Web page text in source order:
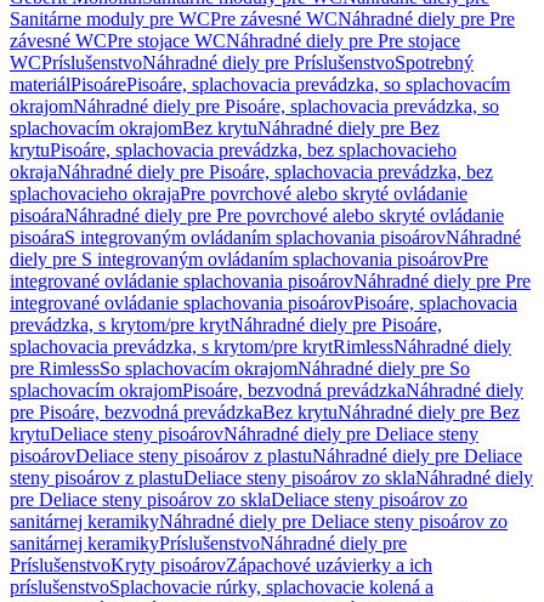
Sanitárne moduly pre WCPre závesné WCNáhradné diely pre Pre
závesné WCPre stojace WCNáhradné diely pre Pre stojace
WCPríslušenstvoNáhradné diely pre PríslušenstvoSpotrebný
materiálPisoárePisoáre, splachovacia prevádzka, so splachovacím
okrajomNáhradné diely pre Pisoáre, splachovacia prevádzka, so
splachovacím okrajomBez krytuNáhradné diely pre Bez
krytuPisoáre, splachovacia prevádzka, bez splachovacieho
okrajaNáhradné diely pre Pisoáre, splachovacia prevádzka, bez
splachovacieho okrajaPre povrchové alebo skryté ovládanie
pisoáraNáhradné diely pre Pre povrchové alebo skryté ovládanie
pisoáraS integrovaným ovládaním splachovania pisoárovNáhradné
diely pre S integrovaným ovládaním splachovania pisoárovPre
integrované ovládanie splachovania pisoárovNáhradné diely pre Pre
integrované ovládanie splachovania pisoárovPisoáre, splachovacia
prevádzka, s krytom/pre krytNáhradné diely pre Pisoáre,
splachovacia prevádzka, s krytom/pre krytRimlessNáhradné diely
pre RimlessSo splachovacím okrajomNáhradné diely pre So
splachovacím okrajomPisoáre, bezvodná prevádzkaNáhradné diely
pre Pisoáre, bezvodná prevádzkaBez krytuNáhradné diely pre Bez
krytuDeliace steny pisoárovNáhradné diely pre Deliace steny
pisoárovDeliace steny pisoárov z plastuNáhradné diely pre Deliace
steny pisoárov z plastuDeliace steny pisoárov zo sklaNáhradné diely
pre Deliace steny pisoárov zo sklaDeliace steny pisoárov zo
sanitárnej keramikyNáhradné diely pre Deliace steny pisoárov zo
sanitárnej keramikyPríslušenstvoNáhradné diely pre
PríslušenstvoKryty pisoárovZápachové uzávierky a ich
príslušenstvoSplachovacie rúrky, splachovacie kolená a